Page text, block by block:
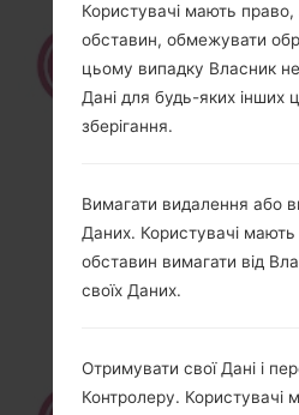
How to Hard Reset on
Користувачі мають право,
обставин, обмежувати
цьому випадку Власник
Дані для будь-яких інших
зберігання.
Вимагати видалення або
Даних. Користувачі
обставин вимагати від
своїх Даних.
Отримувати свої Дані і
Контролеру. Користувачі